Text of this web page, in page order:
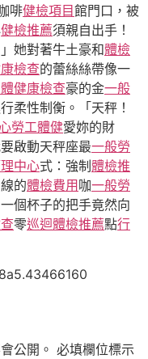
啡健檢項目館門口，被
健檢推薦須親自出手！
她對著牛土豪和體檢
檢查的蕾絲絲帶像一
健康檢查豪的金一般
柔性制衡。「天秤！
勞工體健愛妳的財
啟動天秤座最一般勞
中心式：強制 體檢推
的體檢費用 咖一般勞
個杯子的把手竟然向
零巡迴體檢推薦點行
公開。 必填欄位標示